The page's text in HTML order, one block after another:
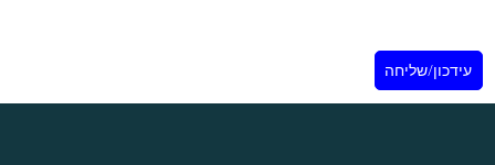
עידכון/שליחה